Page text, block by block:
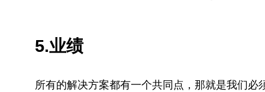
5.业绩
所有的解决方案都有一个共同点，那就是我们